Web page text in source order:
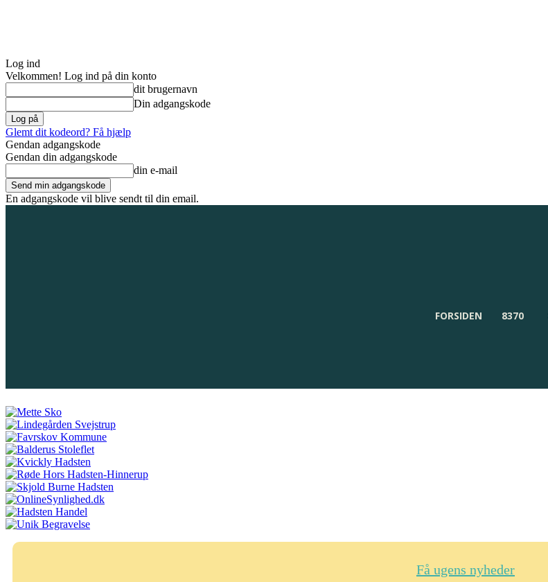
Log ind
Velkommen! Log ind på din konto
dit brugernavn
Din adgangskode
Glemt dit kodeord? Få hjælp
Gendan adgangskode
Gendan din adgangskode
din e-mail
En adgangskode vil blive sendt til din email.
FORSIDEN 8370
Få ugens nyheder